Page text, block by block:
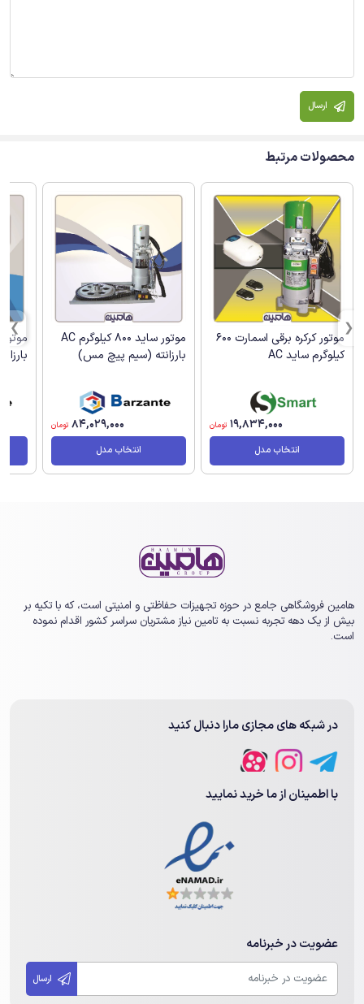
ارسال
محصولات مرتبط
موتور کرکره برقی اسمارت 600
کیلوگرم ساید AC
19,834,000 تومان
انتخاب مدل
موتور ساید 800 کیلوگرم AC
بارزانته (سیم پیچ مس)
84,029,000 تومان
انتخاب مدل
هامین فروشگاهی جامع در حوزه تجهیزات حفاظتی و امنیتی است، که با تکیه بر
بیش از یک ‏دهه تجربه نسبت به تامین نیاز مشتریان سراسر کشور اقدام نموده
است.
در شبکه های مجازی مارا دنبال کنید
با اطمینان از ما خرید نمایید
عضویت در خبرنامه